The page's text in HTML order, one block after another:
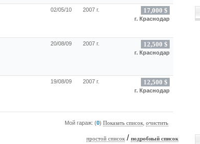
02/05/10 2007 г. 17,000 $
г. Краснодар
20/08/09 2007 г. 12,500 $
г. Краснодар
19/08/09 2007 г. 12,500 $
г. Краснодар
Мой гараж: (0)Показать список ,очистить
простой список /подробный список